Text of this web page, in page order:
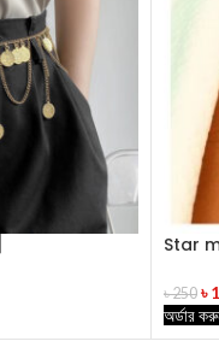
Star
৳250 ৳
অর্ডার